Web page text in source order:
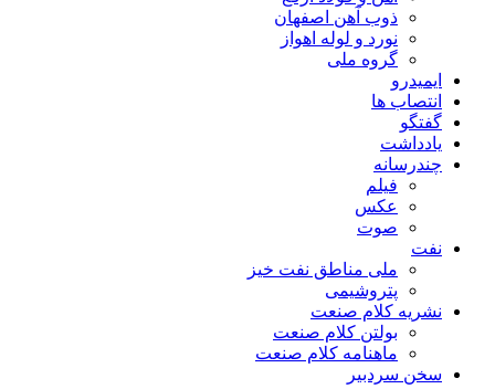
ذوب آهن اصفهان
نورد و لوله اهواز
گروه ملی
ایمیدرو
انتصاب ها
گفتگو
یادداشت
چندرسانه
فیلم
عکس
صوت
نفت
ملی مناطق نفت خیز
پتروشیمی
نشریه کلام صنعت
بولتن کلام صنعت
ماهنامه کلام صنعت
سخن سردبیر